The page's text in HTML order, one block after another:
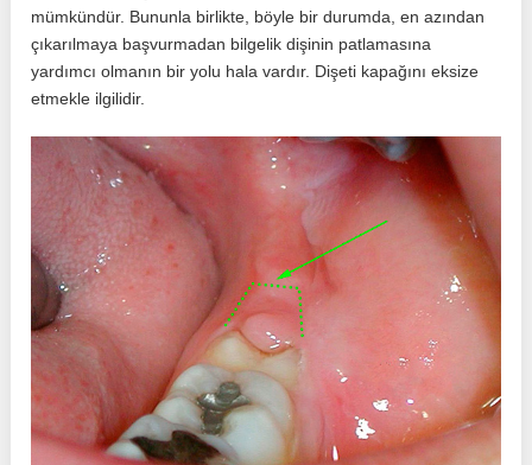
mümkündür. Bununla birlikte, böyle bir durumda, en azından
çıkarılmaya başvurmadan bilgelik dişinin patlamasına
yardımcı olmanın bir yolu hala vardır. Dişeti kapağını eksize
etmekle ilgilidir.